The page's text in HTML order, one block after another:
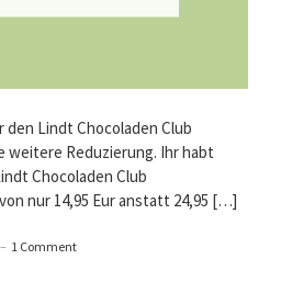
den Lindt Chocoladen Club
weitere Reduzierung. Ihr habt
Chocoladen Club
nur 14,95 Eur anstatt 24,95 […]
– 1 Comment